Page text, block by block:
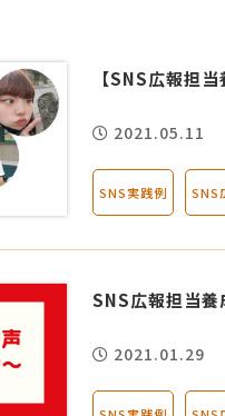
【SNS広報担
2021.05.11
SNS実践例 SNS
SNS広報担当養
2021.01.29